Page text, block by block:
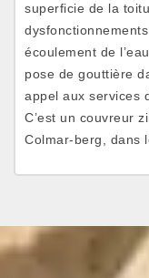
superficie de la
écoulement de
pose de gouttière
appel aux services
C’est un couvreur
Colmar-berg, dans